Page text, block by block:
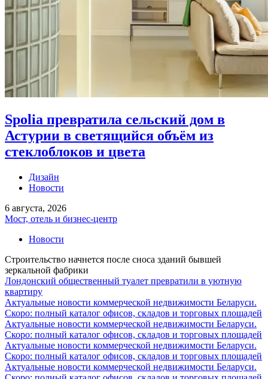
Spolia превратила сельский дом в
Астурии в светящийся объём из
стеклоблоков и цвета
Дизайн
Новости
6 августа, 2026
Мост, отель и бизнес-центр
Новости
Строительство начнется после сноса зданий бывшей
зеркальной фабрики
Лондонский общественный туалет превратили в уютную
квартиру
Актуальные новости коммерческой недвижимости Беларуси.
Скоро: полный каталог офисов, складов и торговых площадей
Актуальные новости коммерческой недвижимости Беларуси.
Скоро: полный каталог офисов, складов и торговых площадей
Актуальные новости коммерческой недвижимости Беларуси.
Скоро: полный каталог офисов, складов и торговых площадей
Актуальные новости коммерческой недвижимости Беларуси.